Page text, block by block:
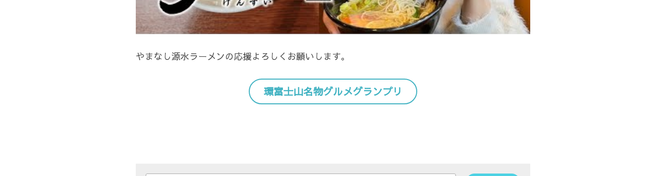
やまなし源水ラーメンの応援よろしくお願いします。
環富士山名物グルメグランプリ